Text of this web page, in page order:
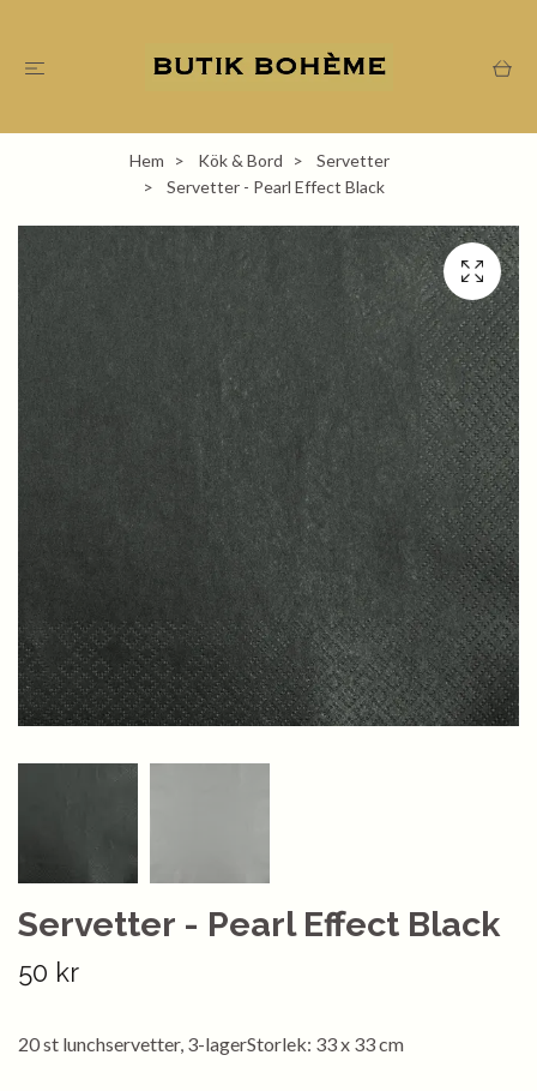
Hem Kök & Bord
Servetter
Servetter - Pearl Effect Black
Servetter - Pearl Effect Black
50 kr
20 st lunchservetter, 3-lagerStorlek: 33 x 33 cm